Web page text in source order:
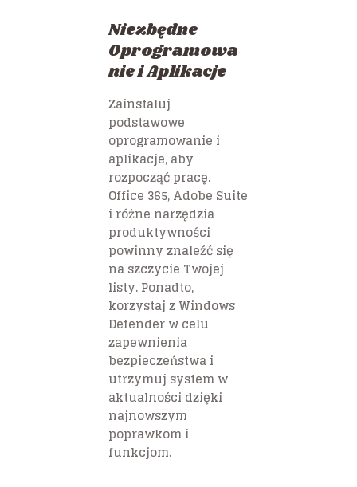
Niezbędne
Oprogramowa
nie i Aplikacje
Zainstaluj
podstawowe
oprogramowanie i
aplikacje, aby
rozpocząć pracę.
Office 365, Adobe Suite
i różne narzędzia
produktywności
powinny znaleźć się
na szczycie Twojej
listy. Ponadto,
korzystaj z Windows
Defender w celu
zapewnienia
bezpieczeństwa i
utrzymuj system w
aktualności dzięki
najnowszym
poprawkom i
funkcjom.